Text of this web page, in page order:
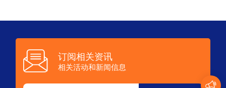
订阅相关资讯
相关活动和新闻信息